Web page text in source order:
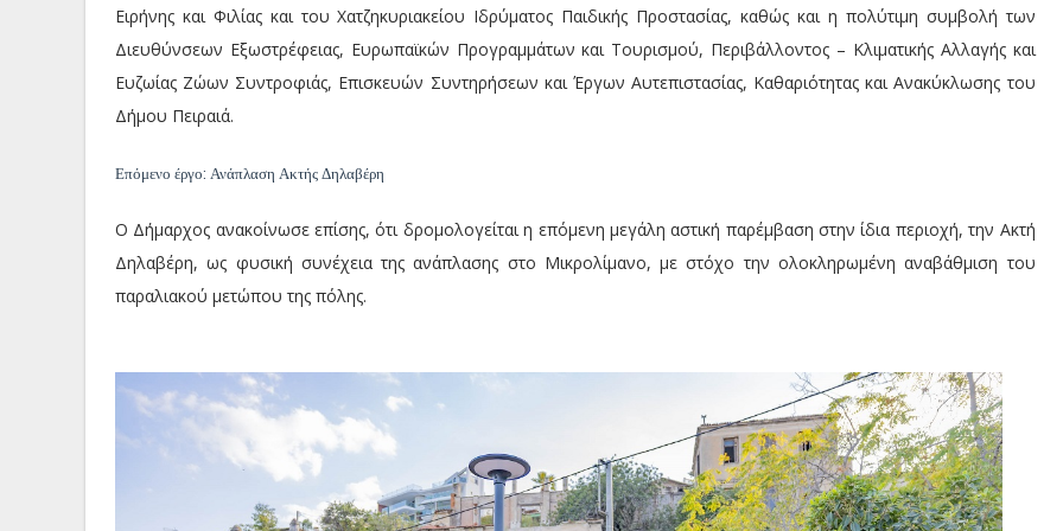
Ειρήνης και Φιλίας και του Χατζηκυριακείου Ιδρύματος Παιδικής Προστασίας, καθώς και η πολύτιμη συμβολή των
Διευθύνσεων Εξωστρέφειας, Ευρωπαϊκών Προγραμμάτων και Τουρισμού, Περιβάλλοντος – Κλιματικής Αλλαγής και
Ευζωίας Ζώων Συντροφιάς, Επισκευών Συντηρήσεων και Έργων Αυτεπιστασίας, Καθαριότητας και Ανακύκλωσης του
Δήμου Πειραιά.
Επόμενο έργο: Ανάπλαση Ακτής Δηλαβέρη
Ο Δήμαρχος ανακοίνωσε επίσης, ότι δρομολογείται η επόμενη μεγάλη αστική παρέμβαση στην ίδια περιοχή, την Ακτή
Δηλαβέρη, ως φυσική συνέχεια της ανάπλασης στο Μικρολίμανο, με στόχο την ολοκληρωμένη αναβάθμιση του
παραλιακού μετώπου της πόλης.